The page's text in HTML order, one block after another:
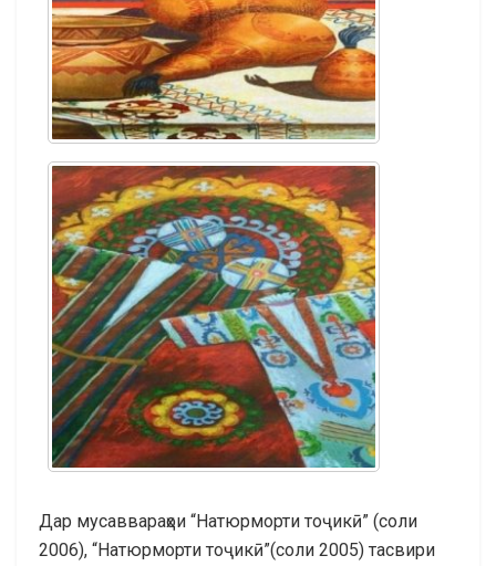
Дар мусаввараҳои “Натюрморти тоҷикӣ” (соли
2006), “Натюрморти тоҷикӣ”(соли 2005) тасвири